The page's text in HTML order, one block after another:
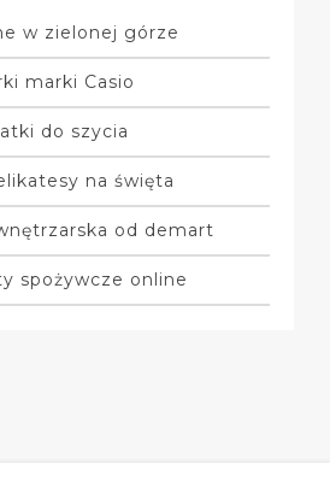
w zielonej górze
marki Casio
do szycia
na święta
od demart
spożywcze online